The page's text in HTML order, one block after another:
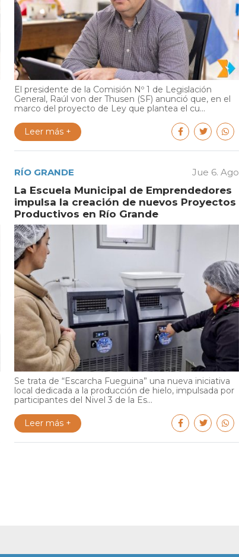
El presidente de la Comisión Nº 1 de Legislación
General, Raúl von der Thusen (SF) anunció que, en el
marco del proyecto de Ley que plantea el cu...
Leer más +
RÍO GRANDE Jue 6. Ago
La Escuela Municipal de Emprendedores
impulsa la creación de nuevos Proyectos
Productivos en Río Grande
Se trata de “Escarcha Fueguina” una nueva iniciativa
local dedicada a la producción de hielo, impulsada por
participantes del Nivel 3 de la Es...
Leer más +